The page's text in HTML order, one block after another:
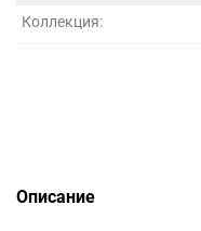
Коллекция:
Описание